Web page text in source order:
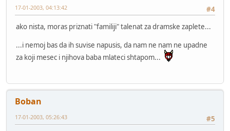
#4
17-01-2003, 04:13:42
ako nista, moras priznati "familiji" talenat za dramske zaplete...
...i nemoj bas da ih suvise napusis, da nam ne nam ne upadne
za koji mesec i njihova baba mlateci shtapom...
Boban
#5
17-01-2003, 05:26:43